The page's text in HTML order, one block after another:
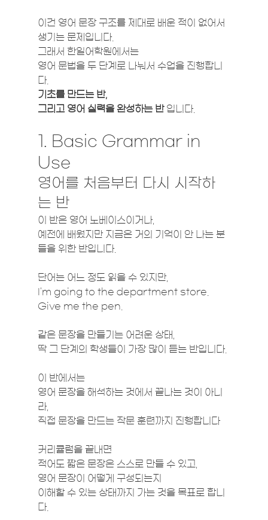
이건 영어 문장 구조를 제대로 배운 적이 없어서
생기는 문제입니다.
그래서 한일어학원에서는
영어 문법을 두 단계로 나눠서 수업을 진행합니
다.
기초를 만드는 반,
그리고 영어 실력을 완성하는 반 입니다.
1. Basic Grammar in
Use
영어를 처음부터 다시 시작하
는 반
이 반은 영어 노베이스이거나,
예전에 배웠지만 지금은 거의 기억이 안 나는 분
들을 위한 반입니다.
단어는 어느 정도 읽을 수 있지만,
I'm going to the department store.
Give me the pen.
같은 문장을 만들기는 어려운 상태,
딱 그 단계의 학생들이 가장 많이 듣는 반입니다.
이 반에서는
영어 문장을 해석하는 것에서 끝나는 것이 아니
라,
직접 문장을 만드는 작문 훈련까지 진행합니다
커리큘럼을 끝내면
적어도 짧은 문장은 스스로 만들 수 있고,
영어 문장이 어떻게 구성되는지
이해할 수 있는 상태까지 가는 것을 목표로 합니
다.